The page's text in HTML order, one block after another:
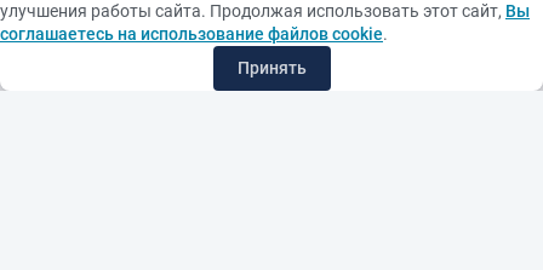
улучшения работы сайта. Продолжая использовать этот сайт, Вы
соглашаетесь на использование файлов cookie.
Принять